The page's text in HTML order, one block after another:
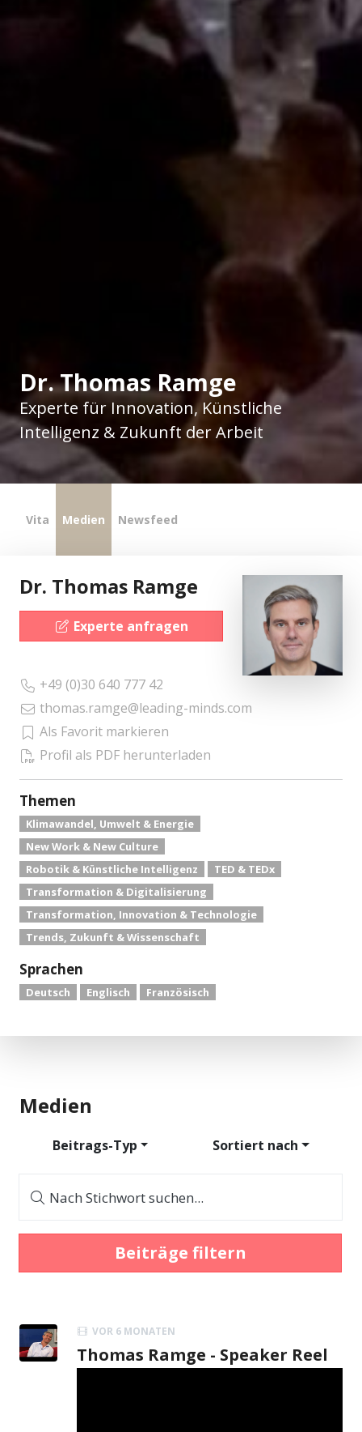
Dr. Thomas Ramge
Experte für Innovation, Künstliche
Intelligenz & Zukunft der Arbeit
Vita Medien Newsfeed
Dr. Thomas Ramge
Experte anfragen
+49 (0)30 640 777 42
thomas.ramge@leading-minds.com
Als Favorit markieren
Profil als PDF herunterladen
Themen
Klimawandel, Umwelt & Energie
New Work & New Culture
Robotik & Künstliche Intelligenz
TED & TEDx
Transformation & Digitalisierung
Transformation, Innovation & Technologie
Trends, Zukunft & Wissenschaft
Sprachen
Deutsch Englisch Französisch
Medien
Beitrags-Typ Sortiert nach
Nach Stichwort suchen...
Beiträge filtern
VOR 6 MONATEN
Thomas Ramge - Speaker Reel